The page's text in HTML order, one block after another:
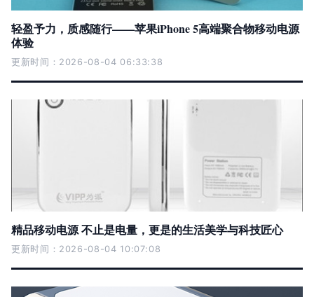
轻盈予力，质感随行——苹果iPhone 5高端聚合物移动电源
体验
更新时间：2026-08-04 06:33:38
精品移动电源 不止是电量，更是的生活美学与科技匠心
更新时间：2026-08-04 10:07:08